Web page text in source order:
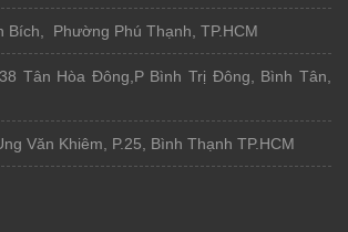
Bích, Phường Phú Thạnh, TP.HCM
Tân Hòa Đông,P Bình Trị Đông, Bình Tân,
Văn Khiêm, P.25, Bình Thạnh TP.HCM